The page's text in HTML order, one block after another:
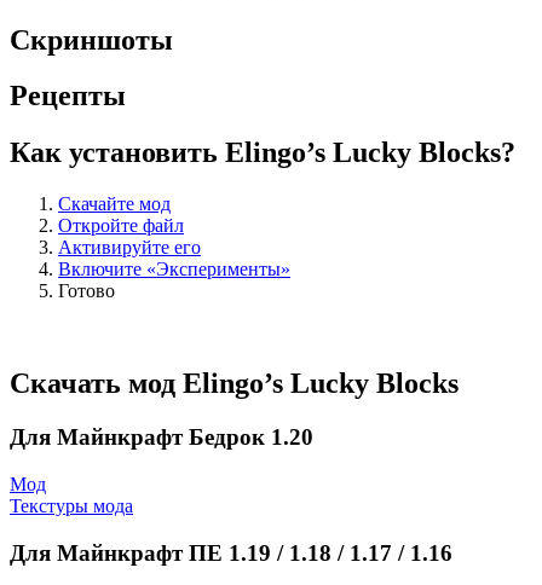
Скриншоты
Рецепты
Как установить Elingo’s Lucky Blocks?
Скачайте мод
Откройте файл
Активируйте его
Включите «Эксперименты»
Готово
Скачать мод Elingo’s Lucky Blocks
Для Майнкрафт Бедрок 1.20
Мод
Текстуры мода
Для Майнкрафт ПЕ 1.19 / 1.18 / 1.17 / 1.16